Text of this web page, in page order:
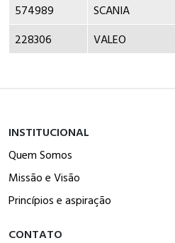
574989
SCANIA
228306
VALEO
INSTITUCIONAL
Quem Somos
Missão e Visão
Princípios e aspiração
CONTATO